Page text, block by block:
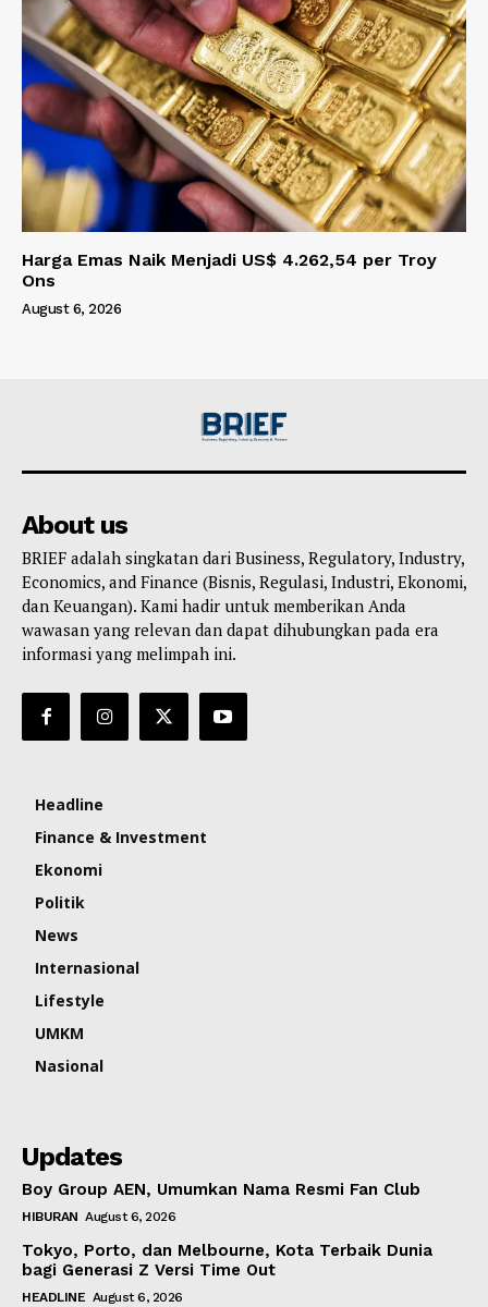
Harga Emas Naik Menjadi US$ 4.262,54 per Troy
Ons
August 6, 2026
About us
BRIEF adalah singkatan dari Business, Regulatory, Industry,
Economics, and Finance (Bisnis, Regulasi, Industri, Ekonomi,
dan Keuangan). Kami hadir untuk memberikan Anda
wawasan yang relevan dan dapat dihubungkan pada era
informasi yang melimpah ini.
Headline
Finance & Investment
Ekonomi
Politik
News
Internasional
Lifestyle
UMKM
Nasional
Updates
Boy Group AEN, Umumkan Nama Resmi Fan Club
HIBURAN August 6, 2026
Tokyo, Porto, dan Melbourne, Kota Terbaik Dunia
bagi Generasi Z Versi Time Out
HEADLINE August 6, 2026